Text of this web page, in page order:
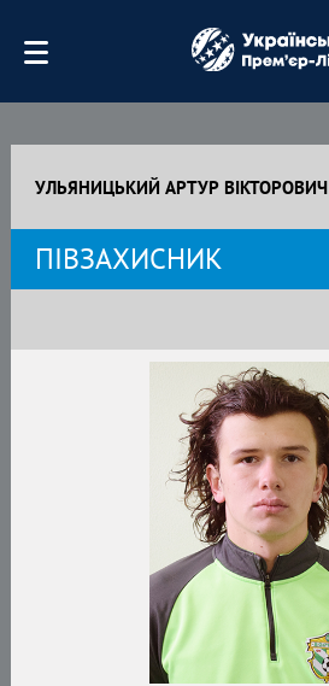
УЛЬЯНИЦЬКИЙ АРТУР ВІКТОРОВИЧ
ПІВЗАХИСНИК